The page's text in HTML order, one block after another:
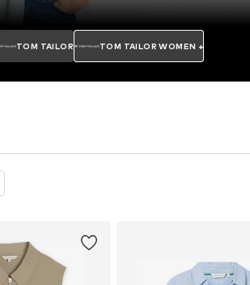
TOM TAILOR TOM TAILOR WOMEN +